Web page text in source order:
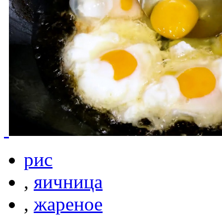
рис
, яичница
, жареное